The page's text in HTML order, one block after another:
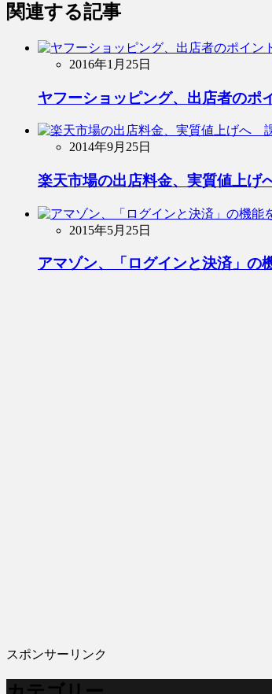
関連する記事
2016年1月25日
ヤフーショッピング、出店者の
2014年9月25日
楽天市場の出店料金、実質値上
2015年5月25日
アマゾン、「ログインと決済」の
スポンサーリンク